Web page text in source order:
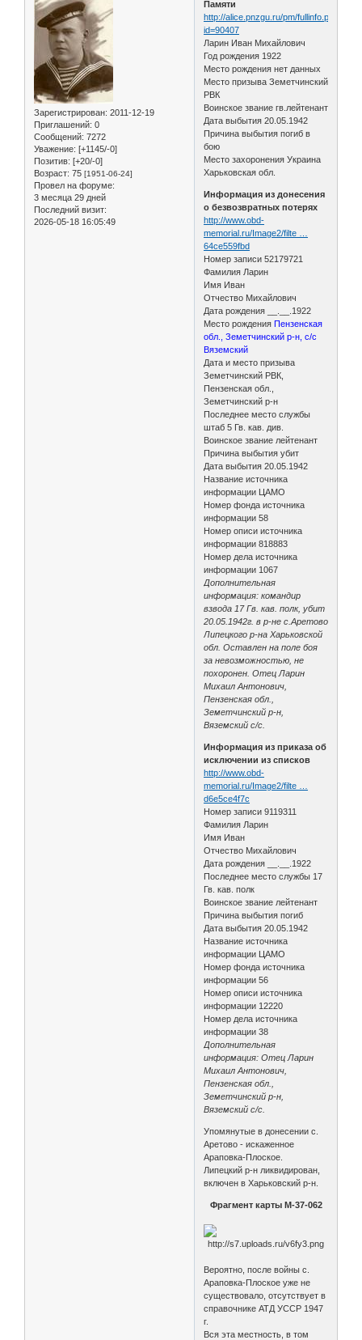
Зарегистрирован: 2011-12-19
Приглашений: 0
Сообщений: 7272
Уважение: [+1145/-0]
Позитив: [+20/-0]
Возраст: 75 [1951-06-24]
Провел на форуме:
3 месяца 29 дней
Последний визит:
2026-05-18 16:05:49
Памяти
http://alice.pnzgu.ru/pm/fullinfo.php?
id=90407
Ларин Иван Михайлович
Год рождения 1922
Место рождения нет данных
Место призыва Земетчинский
РВК
Воинское звание гв.лейтенант
Дата выбытия 20.05.1942
Причина выбытия погиб в
бою
Место захоронения Украина
Харьковская обл.
Информация из донесения
о безвозвратных потерях
http://www.obd-
memorial.ru/Image2/filte …
64ce559fbd
Номер записи 52179721
Фамилия Ларин
Имя Иван
Отчество Михайлович
Дата рождения __.__.1922
Место рожденияПензенская
обл., Земетчинский р-н, с/с
Вяземский
Дата и место призыва
Земетчинский РВК,
Пензенская обл.,
Земетчинский р-н
Последнее место службы
штаб 5 Гв. кав. див.
Воинское звание лейтенант
Причина выбытия убит
Дата выбытия 20.05.1942
Название источника
информации ЦАМО
Номер фонда источника
информации 58
Номер описи источника
информации 818883
Номер дела источника
информации 1067
Дополнительная
информация: командир
взвода 17 Гв. кав. полк, убит
20.05.1942г. в р-не с.Аретово
Липецкого р-на Харьковской
обл. Оставлен на поле боя
за невозможностью, не
похоронен. Отец Ларин
Михаил Антонович,
Пензенская обл.,
Земетчинский р-н,
Вяземский с/с.
Информация из приказа об
исключении из списков
http://www.obd-
memorial.ru/Image2/filte …
d6e5ce4f7c
Номер записи 9119311
Фамилия Ларин
Имя Иван
Отчество Михайлович
Дата рождения __.__.1922
Последнее место службы 17
Гв. кав. полк
Воинское звание лейтенант
Причина выбытия погиб
Дата выбытия 20.05.1942
Название источника
информации ЦАМО
Номер фонда источника
информации 56
Номер описи источника
информации 12220
Номер дела источника
информации 38
Дополнительная
информация: Отец Ларин
Михаил Антонович,
Пензенская обл.,
Земетчинский р-н,
Вяземский с/с.
Упомянутые в донесении с.
Аретово - искаженное
Араповка-Плоское.
Липецкий р-н ликвидирован,
включен в Харьковский р-н.
Фрагмент карты М-37-062
Вероятно, после войны с.
Араповка-Плоское уже не
существовало, отсутствует в
справочнике АТД УССР 1947
г.
Вся эта местность, в том